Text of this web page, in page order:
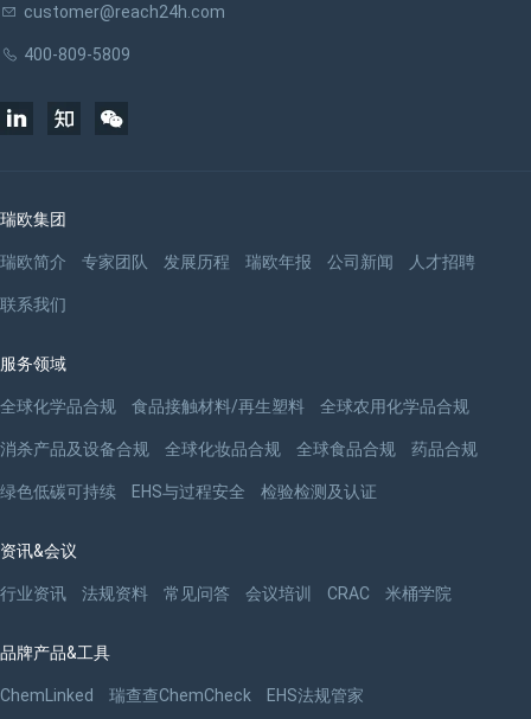
customer@reach24h.com
400-809-5809
瑞欧集团
瑞欧简介 专家团队 发展历程 瑞欧年报 公司新闻 人才招聘
联系我们
服务领域
全球化学品合规 食品接触材料/再生塑料 全球农用化学品合规
消杀产品及设备合规 全球化妆品合规 全球食品合规 药品合规
绿色低碳可持续 EHS与过程安全 检验检测及认证
资讯&会议
行业资讯 法规资料 常见问答 会议培训 CRAC 米桶学院
品牌产品&工具
ChemLinked 瑞查查ChemCheck EHS法规管家